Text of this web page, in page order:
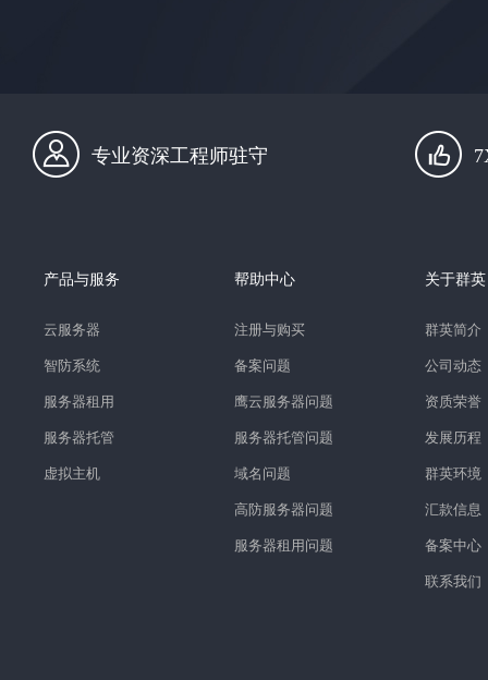
专业资深工程师驻守
产品与服务
云服务器
智防系统
服务器租用
服务器托管
虚拟主机
帮助中心
注册与购买
备案问题
鹰云服务器问题
服务器托管问题
域名问题
高防服务器问题
服务器租用问题
关于群英
群英简介
公司动态
资质荣誉
发展历程
群英环境
汇款信息
备案中心
联系我们